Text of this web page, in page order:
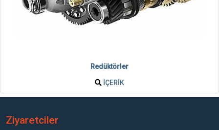
Redüktörler
İÇERIK
Ziyaretciler